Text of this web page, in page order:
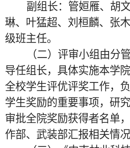
副组长：管姮雁、胡
琳、叶猛超、刘桓麟、张
级班主任。
（二）评审小组由分
导任组长，具体实施本学
全校学生评优评奖工作，
学生奖励的重要事项，研
审批全院奖励获得者名单
作部、武装部汇报相关情况